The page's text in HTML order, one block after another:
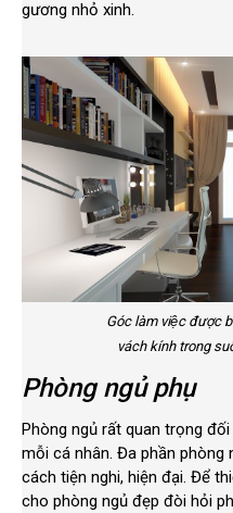
gương nhỏ xinh.
Góc làm việc được bố trí
vách kính trong
Phòng ngủ phụ
Phòng ngủ rất quan trọng
mỗi cá nhân. Đa phần phòng
cách tiện nghi, hiện đại. Để
cho phòng ngủ đẹp đòi hỏi